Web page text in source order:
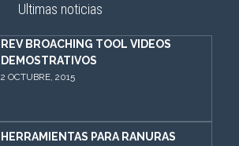
Ultimas noticias
REV BROACHING TOOL VIDEOS
DEMOSTRATIVOS
2 OCTUBRE, 2015
HERRAMIENTAS PARA RANURAS